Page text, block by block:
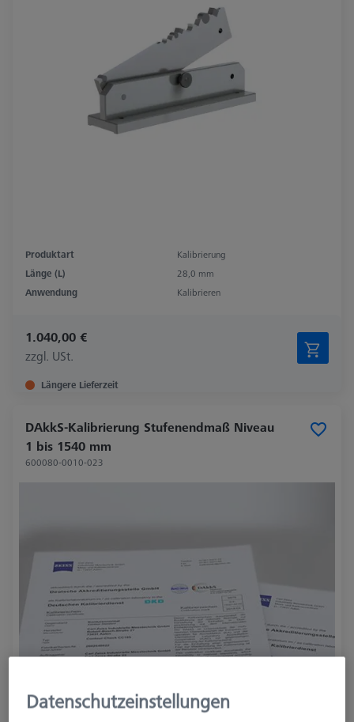
Produktart
Kalibrierung
Länge (L)
28,0 mm
Anwendung
Kalibrieren
1.040,00 €
zzgl. USt.
Längere Lieferzeit
DAkkS-Kalibrierung Stufenendmaß Niveau
1 bis 1540 mm
600080-0010-023
Datenschutzeinstellungen